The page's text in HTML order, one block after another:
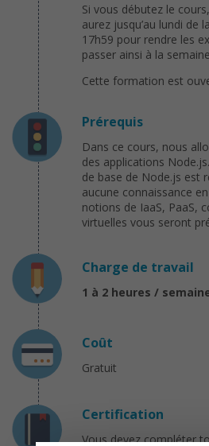
Si vous débutez le
aurez jusqu’au lundi de
17h59 pour rendre les
passer ainsi à la
Cette formation est
Prérequis
Dans ce cours, nous
des applications
de base de Node.js est
aucune connaissance
notions de IaaS, PaaS,
virtuelles vous seront
Charge de travail
1 à 2 heures /
Coût
Gratuit
Certification
Vous devez compléter